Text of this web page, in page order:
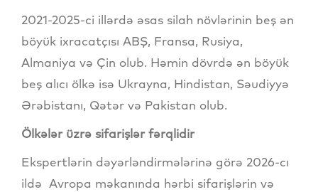
2021-2025-ci illərdə əsas silah növlərinin beş ən
böyük ixracatçısı ABŞ, Fransa, Rusiya,
Almaniya və Çin olub. Həmin dövrdə ən böyük
beş alıcı ölkə isə Ukrayna, Hindistan, Səudiyyə
Ərəbistanı, Qətər və Pakistan olub.
Ölkələr üzrə sifarişlər fərqlidir
Ekspertlərin dəyərləndirmələrinə görə 2026-cı
ildə Avropa məkanında hərbi sifarişlərin və